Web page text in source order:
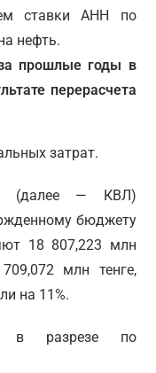
ставки АНН по
нефть.
прошлые годы в
перерасчета
затрат.
(далее — КВЛ)
бюджету
18 807,223 млн
млн тенге,
на 11%.
в разрезе по